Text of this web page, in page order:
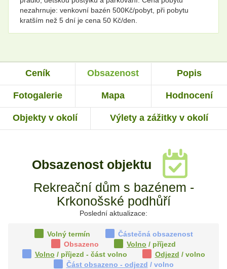
nezahrnuje: venkovní bazén 500Kč/pobyt, při pobytu
kratším než 5 dní je cena 50 Kč/den.
Ceník Obsazenost Popis
Fotogalerie Mapa Hodnocení
Objekty v okolí Výlety a zážitky v okolí
Obsazenost objektu
Rekreační dům s bazénem -
Krkonošské podhůří
Poslední aktualizace:
Volný termín
Částečná obsazenost
Obsazeno
Volno / příjezd
Volno / příjezd - část volno Odjezd / volno
Část obsazeno - odjezd / volno